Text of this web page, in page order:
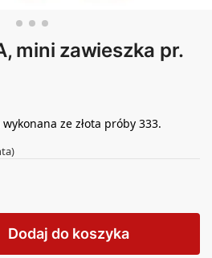
mini zawieszka pr.
ze złota próby 333.
Dodaj do koszyka